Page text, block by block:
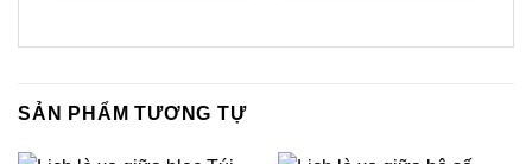
SẢN PHẨM TƯƠNG TỰ